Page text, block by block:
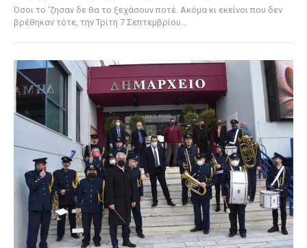
Όσοι το ‘ζησαν δε θα το ξεχάσουν ποτέ. Ακόμα κι εκείνοι που δεν
βρέθηκαν τότε, την Τρίτη 7 Σεπτεμβρίου...